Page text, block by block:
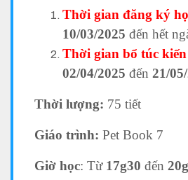
Thời gian đăng ký
10/03/2025 đến hết
Thời gian bổ túc
02/04/2025 đến 21/
Thời lượng: 75 tiết
Giáo trình: Pet Book 7
Giờ học: Từ 17g30 đến